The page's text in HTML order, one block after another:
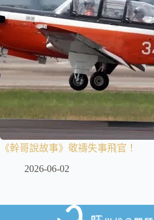
《幹哥說故事》敬禱失事飛官！
2026-06-02